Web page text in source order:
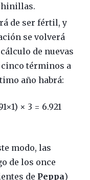
de ser fértil, y
se volverá
de nuevas
términos a
año habrá:
× 3 = 6.921
modo, las
de los once
de Peppa)